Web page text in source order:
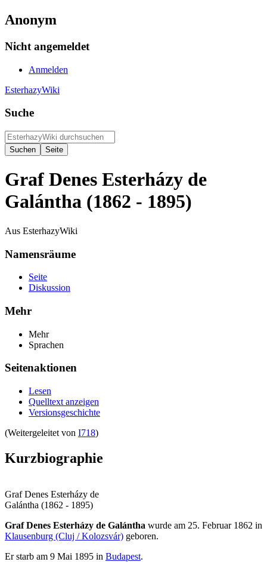
Anonym
Nicht angemeldet
Anmelden
EsterhazyWiki
Suche
Graf Denes Esterházy de
Galántha (1862 - 1895)
Aus EsterhazyWiki
Namensräume
Seite
Diskussion
Mehr
Mehr
Sprachen
Seitenaktionen
Lesen
Quelltext anzeigen
Versionsgeschichte
(Weitergeleitet von I718)
Kurzbiographie
Graf Denes Esterházy de
Galántha (1862 - 1895)
Graf Denes Esterházy de Galántha wurde am 25. Februar 1862 in
Klausenburg (Cluj / Kolozsvár) geboren.
Er starb am 9 Mai 1895 in Budapest.